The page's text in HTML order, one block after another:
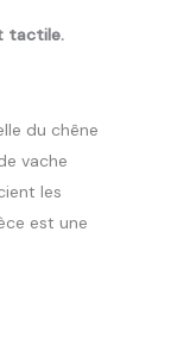
tactile.
du chêne
vache
les
est une